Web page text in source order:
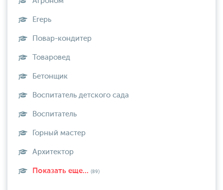
Егерь
Повар-кондитер
Товаровед
Бетонщик
Воспитатель детского сада
Воспитатель
Горный мастер
Архитектор
Показать еще... (89)